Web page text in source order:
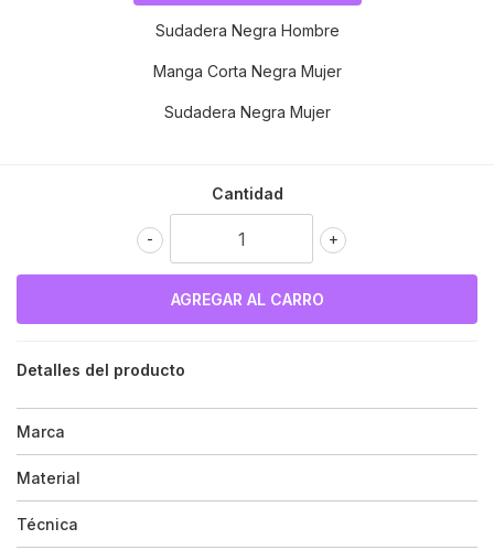
Sudadera Negra Hombre
Manga Corta Negra Mujer
Sudadera Negra Mujer
Cantidad
+
-
Detalles del producto
Marca
Material
Técnica